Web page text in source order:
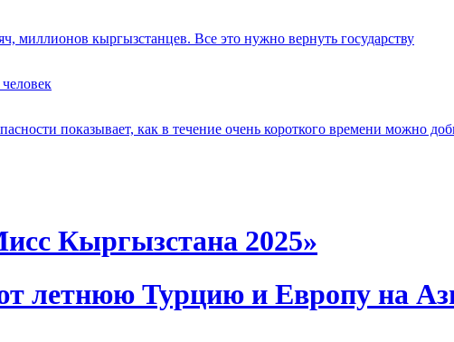
миллионов кыргызстанцев. Все это нужно вернуть государству
показывает, как в течение очень короткого времени можно
Кыргызстана 2025»
летнюю Турцию и Европу на